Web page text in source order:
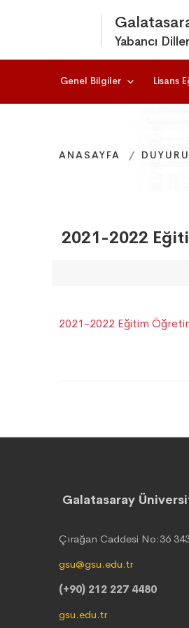
Yabancı
Genel Bilgiler Lisans
ANASAYFA
ANASAYFA
ANASAYFA
2021-2022
2021-2022 Eğitim Öğretim
Galatasaray
Çırağan Caddesi No:36
gsu@gsu.edu.tr
(+90) 212 227 4480
gsu.edu.tr